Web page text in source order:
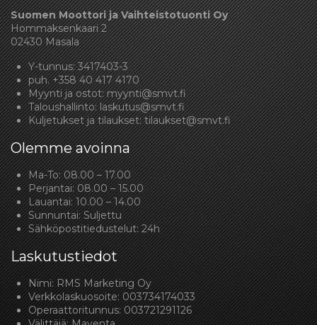
Suomen Moottori ja Vaihteistotuonti Oy
Hommaksenkaari 2
02430 Masala
Y-tunnus: 3417403-3
puh.+358 40 417 4170
Myynti ja ostot:myynti@smvt.fi
Taloushallinto:laskutus@smvt.fi
Kuljetukset ja tilaukset:tilaukset@smvt.fi
Olemme avoinna
Ma-To: 08.00 – 17.00
Perjantai: 08.00 – 15.00
Lauantai: 10.00 – 14.00
Sunnuntai: Suljettu
Sähköpostitiedustelut: 24h
Laskutustiedot
Nimi: RMS Marketing Oy
Verkkolaskuosoite: 003734174033
Operaattoritunnus: 003721291126